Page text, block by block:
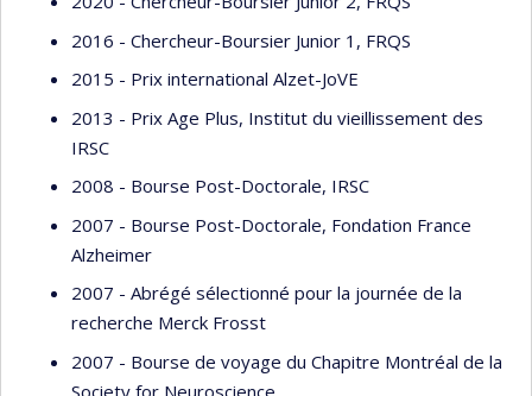
2016 - Chercheur-Boursier Junior 1, FRQS
2015 - Prix international Alzet-JoVE
2013 - Prix Age Plus, Institut du vieillissement des
IRSC
2008 - Bourse Post-Doctorale, IRSC
2007 - Bourse Post-Doctorale, Fondation France
Alzheimer
2007 - Abrégé sélectionné pour la journée de la
recherche Merck Frosst
2007 - Bourse de voyage du Chapitre Montréal de la
Society for Neuroscience